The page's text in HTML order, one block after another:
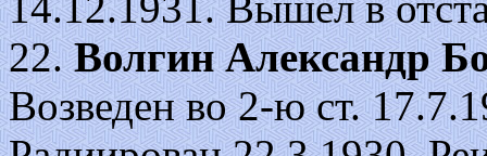
22.Волгин Александр
Возведен во 2-ю ст.